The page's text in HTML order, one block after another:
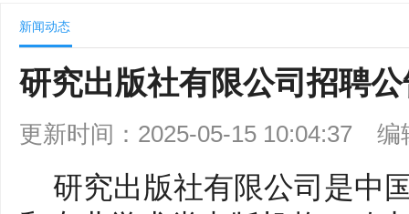
新闻动态
研究出版社有限公司招聘
更新时间：2025-05-15 10:04:37 编
研究出版社有限公司是中